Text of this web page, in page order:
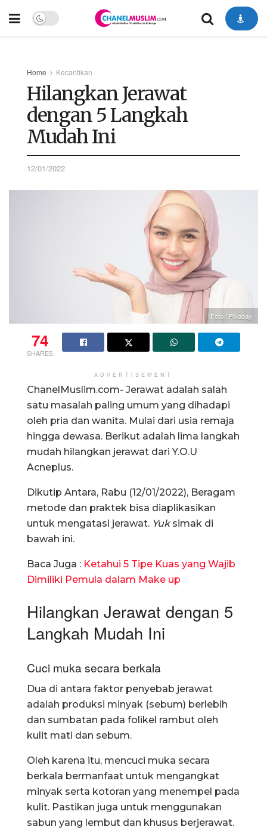
Home Kecantikan
Hilangkan Jerawat
dengan 5 Langkah
Mudah Ini
12/01/2022
Foto : Pixabay
74
SHARES
ADVERTISEMENT
ChanelMuslim.com- Jerawat adalah salah
satu masalah paling umum yang dihadapi
oleh pria dan wanita. Mulai dari usia remaja
hingga dewasa. Berikut adalah lima langkah
mudah hilangkan jerawat dari Y.O.U
Acneplus.
Dikutip Antara, Rabu (12/01/2022), Beragam
metode dan praktek bisa diaplikasikan
untuk mengatasi jerawat. Yuksimak di
bawah ini.
Baca Juga : Ketahui 5 Tipe Kuas yang Wajib
Dimiliki Pemula dalam Make up
Hilangkan Jerawat dengan 5
Langkah Mudah Ini
Cuci muka secara berkala
Dua di antara faktor penyebab jerawat
adalah produksi minyak (sebum) berlebih
dan sumbatan pada folikel rambut oleh
kulit mati dan sebum.
Oleh karena itu, mencuci muka secara
berkala bermanfaat untuk mengangkat
minyak serta kotoran yang menempel pada
kulit. Pastikan juga untuk menggunakan
sabun yang lembut dan khusus berjerawat.